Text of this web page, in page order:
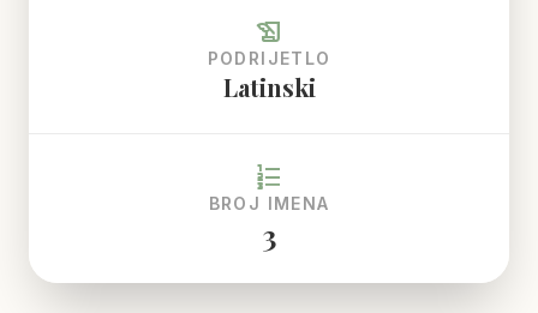
history_edu
PODRIJETLO
Latinski
format_list_numbered
BROJ IMENA
3